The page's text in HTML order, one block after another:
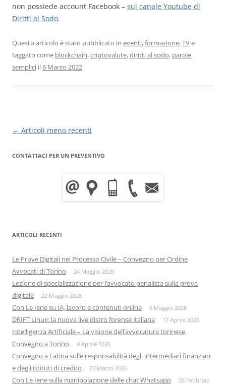
non possiede account Facebook – sul canale Youtube di
Diritti al Sodo.
Questo articolo è stato pubblicato in eventi,formazione,TVe
taggato come blockchain,criptovalute,diritti al sodo, parole
semplici il6 Marzo 2022
Navigazione
← Articoli meno recenti
CONTATTACI PER UN PREVENTIVO
ARTICOLI RECENTI
Le Prove Digitali nel Processo Civile – Convegno per Ordine
Avvocati di Torino
24 Maggio 2026
Lezione di specializzazione per l’avvocato penalista sulla prova
digitale
22 Maggio 2026
Con Le Iene su IA, lavoro e contenuti online 5 Maggio 2026
DRIFT Linux: la nuova live distro forense italiana 17 Aprile 2026
Intelligenza Artificiale – La visione dell’avvocatura torinese,
Convegno a Torino
9 Aprile 2026
Convegno a Latina sulle responsabilità degli intermediari finanziari
e degli istituti di credito
23 Marzo 2026
Con Le Iene sulla manipolazione delle chat Whatsapp
26 Febbraio